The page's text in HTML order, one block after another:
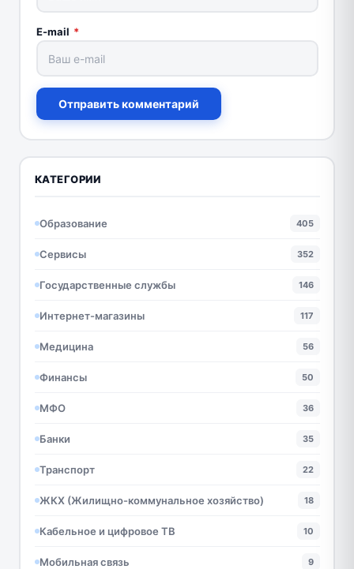
E-mail *
Отправить комментарий
КАТЕГОРИИ
Образование 405
Сервисы 352
Государственные службы 146
Интернет-магазины 117
Медицина 56
Финансы 50
МФО 36
Банки 35
Транспорт 22
ЖКХ (Жилищно-коммунальное хозяйство) 18
Кабельное и цифровое ТВ 10
Мобильная связь 9